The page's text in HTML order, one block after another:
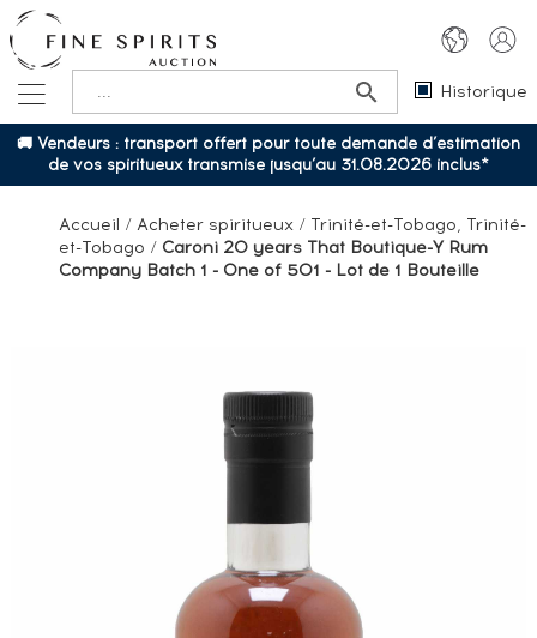
Historique
🚚 Vendeurs : transport offert pour toute demande d’estimation
de vos spiritueux transmise jusqu’au 31.08.2026 inclus*
Accueil / Acheter spiritueux / Trinité-et-Tobago, Trinité-
et-Tobago / Caroni 20 years That Boutique-Y Rum
Company Batch 1 - One of 501 - Lot de 1 Bouteille